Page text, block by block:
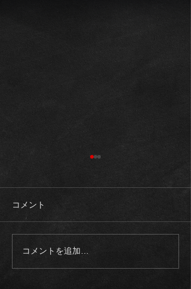
《入庫車両》2003モデル
ロールスロイス ファント
ム SWB 正規ディーラー
コメント
コメントを追加…